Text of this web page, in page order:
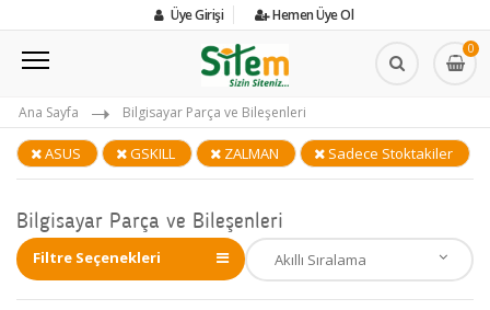
Üye Girişi Hemen Üye Ol
0
Ana Sayfa Bilgisayar Parça ve Bileşenleri
ASUS GSKILL ZALMAN Sadece Stoktakiler
Bilgisayar Parça ve Bileşenleri
Filtre Seçenekleri